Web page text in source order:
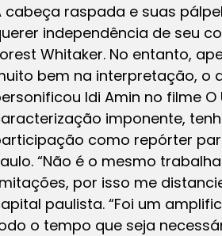
cabeça raspada e suas
independência de seu
Whitaker. No entanto,
bem na interpretação, o
Idi Amin no filme O
imponente,
como repórter
“Não é o mesmo
por isso me
paulista. “Foi um
o tempo que seja